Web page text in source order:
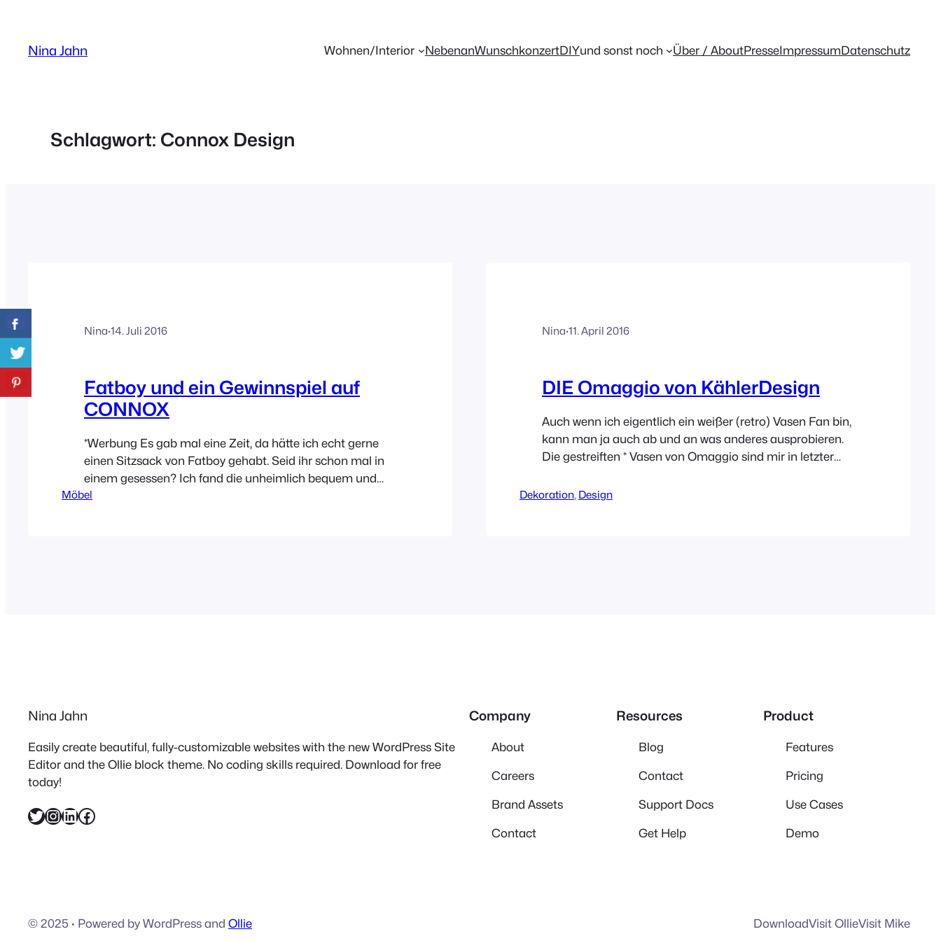
springen
Nina Jahn Wohnen/Interior NebenanWunschkonzertDIYund sonst noch Über / AboutPresseImpressumDatenschutz
Schlagwort: Connox Design
Nina·14. Juli 2016
Fatboy und ein Gewinnspiel auf
CONNOX
*Werbung Es gab mal eine Zeit, da hätte ich echt gerne
einen Sitzsack von Fatboy gehabt. Seid ihr schon mal in
einem gesessen? Ich fand die unheimlich bequem und
das Tollste, sie passen sich einfach der Körperform an.
Möbel
Nina·11. April 2016
DIE Omaggio von KählerDesign
Auch wenn ich eigentlich ein weißer (retro) Vasen Fan bin,
kann man ja auch ab und an was anderes ausprobieren.
Die gestreiften * Vasen von Omaggio sind mir in letzter
wir sind doch alle nicht vor den Einflüssen des World Wide
Dekoration, Design
Nina Jahn
Easily create beautiful, fully-customizable websites with the new WordPress Site
Editor and the Ollie block theme. No coding skills required. Download for free
today!
Twitter InstagramLinkedIn Facebook
Company
About
Careers
Brand Assets
Contact
Resources
Blog
Contact
Support Docs
Get Help
Product
Features
Pricing
Use Cases
Demo
© 2025 · Powered by WordPress and Ollie DownloadVisit OllieVisit Mike